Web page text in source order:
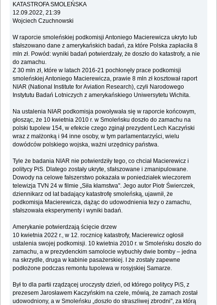
KATASTROFA SMOLEŃSKA
12.09.2022, 21:39
Wojciech Czuchnowski
W raporcie smoleńskiej podkomisji Antoniego Macierewicza ukryto lub
sfałszowano dane z amerykańskich badań, za które Polska zapłaciła 8
mln zł. Powód: wyniki badań potwierdzały, że doszło do katastrofy, a nie
do zamachu.
Z 30 mln zł, które w latach 2016-21 pochłonęły prace podkomisji
smoleńskiej Antoniego Macierewicza, prawie 8 mln zł kosztował raport
NIAR (National Institute for Aviation Research), czyli Narodowego
Instytutu Badań Lotniczych z amerykańskiego Uniwersytetu Wichita.
Na ustalenia NIAR podkomisja powoływała się w raporcie końcowym,
głosząc, że 10 kwietnia 2010 r. w Smoleńsku doszło do zamachu na
polski tupolew 154, w efekcie czego zginął prezydent Lech Kaczyński
wraz z małżonką i 94 inne osoby, w tym parlamentarzyści, wielu
dowódców polskiego wojska, ważni urzędnicy państwa.
Tyle że badania NIAR nie potwierdziły tego, co chciał Macierewicz i
politycy PiS. Dlatego zostały ukryte, sfałszowane i zmanipulowane.
Dowody na celowe fałszerstwo pokazała w poniedziałek wieczorem
telewizja TVN 24 w filmie „Siła kłamstwa". Jego autor Piotr Świerczek,
dziennikarz od lat badający katastrofę smoleńską, ujawnił, że
podkomisja Macierewicza, dążąc do udowodnienia tezy o zamachu,
sfałszowała eksperymenty i wyniki badań.
Amerykanie potwierdzają ścięcie drzew
10 kwietnia 2022 r., w 12. rocznicę katastrofy, Macierewicz ogłosił
ustalenia swojej podkomisji. 10 kwietnia 2010 r. w Smoleńsku doszło do
zamachu, a w prezydenckim samolocie wybuchły dwie bomby – jedna
na skrzydle, druga w kabinie pasażerskiej. I że zostały zapewne
podłożone podczas remontu tupolewa w rosyjskiej Samarze.
Był to dla partii rządzącej uroczysty dzień, od którego politycy PiS, z
prezesem Jarosławem Kaczyńskim na czele, mówią, że zamach został
udowodniony, a w Smoleńsku „doszło do straszliwej zbrodni", za którą